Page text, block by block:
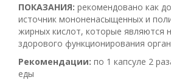
ПОКАЗАНИЯ: рекомендовано как
источник мононенасыщенных и
жирных кислот, которые являются
здорового функционирования
Рекомендации: по 1 капсуле 2
еды